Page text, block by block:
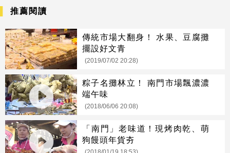
推薦閱讀
傳統市場大翻身！ 水果、豆腐攤
擺設好文青
(2019/07/02 20:28)
粽子名攤林立！ 南門市場飄濃濃
端午味
(2018/06/06 20:08)
「南門」老味道！現烤肉乾、萌
狗饅頭年貨夯